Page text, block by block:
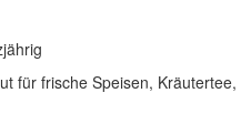
für frische Speisen, Kräutertee,